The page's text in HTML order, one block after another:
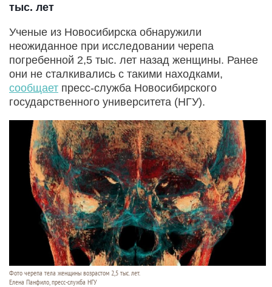
тыс. лет
Ученые из Новосибирска обнаружили
неожиданное при исследовании черепа
погребенной 2,5 тыс. лет назад женщины. Ранее
они не сталкивались с такими находками,
сообщает пресс-служба Новосибирского
государственного университета (НГУ).
Фото черепа тела женщины возрастом 2,5 тыс. лет.
Елена Панфило, пресс-служба НГУ